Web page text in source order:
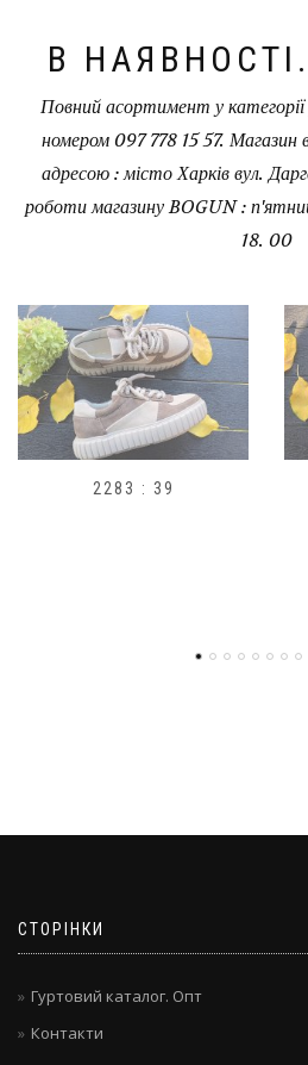
В
Повний асортимент у категорії
номером 097 778 15 57. Магазин
адресою : місто Харків вул.
роботи магазину BOGUN :
18. 00
2378 : 40
СТОРІНКИ
Гуртовий каталог. Опт
Контакти